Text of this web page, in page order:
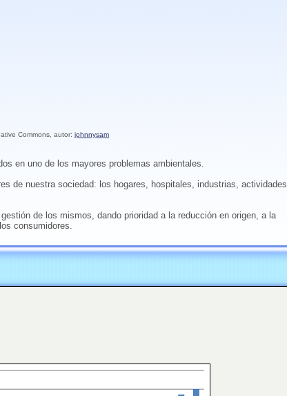
Commons, autor:johnnysam
en uno de los mayores problemas ambientales.
de nuestra sociedad: los hogares, hospitales, industrias, actividades
de los mismos, dando prioridad a la reducción en origen, a la
consumidores.